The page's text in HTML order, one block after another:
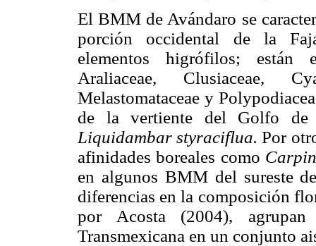
El BMM de Avándaro se
porción occidental de la
elementos higrófilos; están
Araliaceae, Clusiaceae,
Melastomataceae y
de la vertiente del Golfo
Liquidambar styraciflua.Por
afinidades boreales como
en algunos BMM del sureste
diferencias en la composición
por Acosta (2004),
Transmexicana en un conjunto